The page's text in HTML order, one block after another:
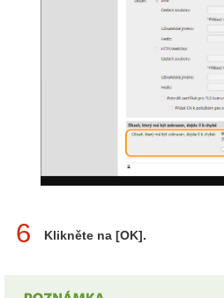
6 Klikněte na [OK].